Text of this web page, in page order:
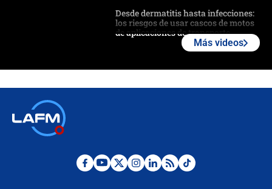
Desde dermatitis hasta infecciones:
los riesgos de usar cascos de motos
de aplicaciones de transporte
Posesión de Abelardo De La Espriella
Más videos